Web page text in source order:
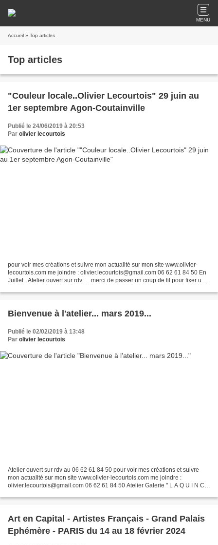
MENU
Accueil » Top articles
Top articles
"Couleur locale..Olivier Lecourtois" 29 juin au
1er septembre Agon-Coutainville
Publié le 24/06/2019 à 20:53
Par olivier lecourtois
pour voir mes créations et suivre mon actualité sur mon site www.olivier-
lecourtois.com me joindre : olivier.lecourtois@gmail.com 06 62 61 84 50 En
Juillet...Atelier ouvert sur rdv .... merci de passer un coup de fil pour fixer une
Bienvenue à l'atelier... mars 2019...
Publié le 02/02/2019 à 13:48
Par olivier lecourtois
Atelier ouvert sur rdv au 06 62 61 84 50 pour voir mes créations et suivre
mon actualité sur mon site www.olivier-lecourtois.com me joindre :
olivier.lecourtois@gmail.com 06 62 61 84 50 Atelier Galerie " L A Q U I N C A
Art en Capital - Artistes Français - Grand Palais
Ephémère - PARIS du 14 au 18 février 2024